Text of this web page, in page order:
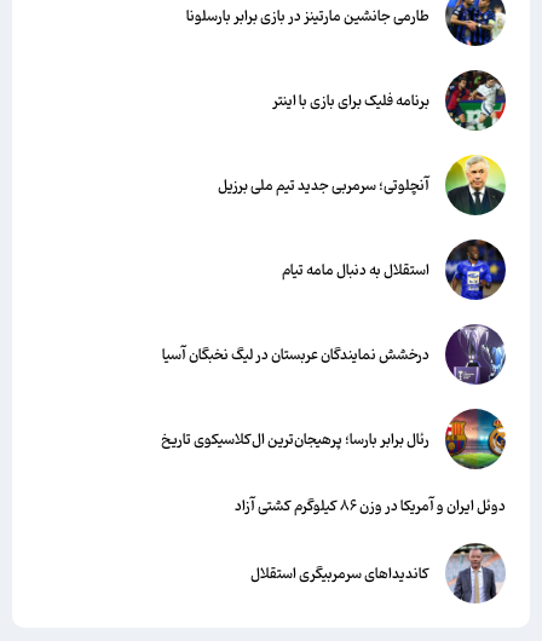
طارمی جانشین مارتینز در بازی برابر بارسلونا
برنامه فلیک برای بازی با اینتر
آنچلوتی؛ سرمربی جدید تیم ملی برزیل
استقلال به دنبال مامه تیام
درخشش نمایندگان عربستان در لیگ نخبگان آسیا
رئال برابر بارسا؛ پرهیجان‌‌ترین ال‌کلاسیکوی تاریخ
دوئل ایران و آمریکا در وزن ۸۶ کیلوگرم کشتی آزاد
کاندیداهای سرمربیگری استقلال